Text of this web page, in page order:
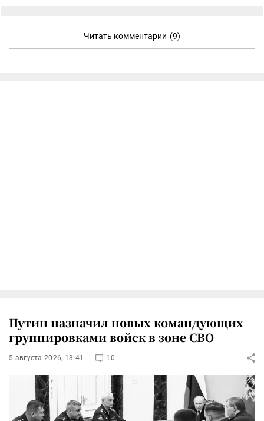
Читать комментарии (9)
Путин назначил новых командующих
группировками войск в зоне СВО
5 августа 2026, 13:41 10